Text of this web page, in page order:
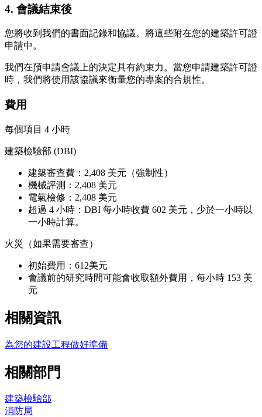
4. 會議結束後
您將收到我們的書面記錄和協議。將這些附在您的建築許可證
申請中。
我們在預申請會議上的決定具有約束力。當您申請建築許可證
時，我們將使用該協議來衡量您的專案的合規性。
費用
每個項目 4 小時
建築檢驗部 (DBI)
建築審查費：2,408 美元（強制性）
機械評測：2,408 美元
電氣檢修：2,408 美元
超過 4 小時：DBI 每小時收費 602 美元，少於一小時以
一小時計算。
火災（如果需要審查）
初始費用：612美元
會議前的研究時間可能會收取額外費用，每小時 153 美
元
相關資訊
為您的建設工程做好準備
相關部門
建築檢驗部
消防局